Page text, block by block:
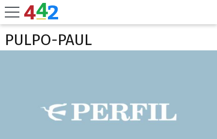
PULPO-PAUL